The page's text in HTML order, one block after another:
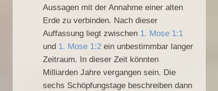
Aussagen mit der Annahme einer alten
Erde zu verbinden. Nach dieser
Auffassung liegt zwischen 1. Mose 1:1
und 1. Mose 1:2 ein unbestimmbar langer
Zeitraum. In dieser Zeit könnten
Milliarden Jahre vergangen sein. Die
sechs Schöpfungstage beschreiben dann